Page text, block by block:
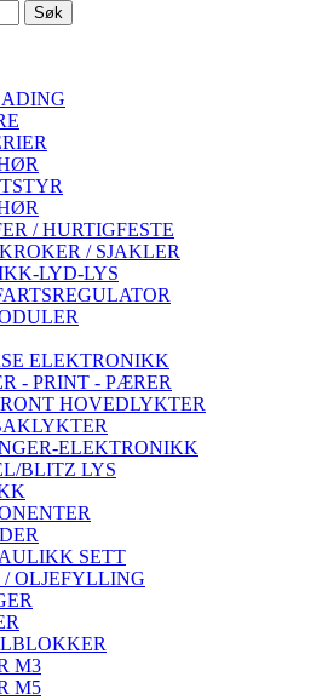
Søk
/ HURTIGFESTE
/ SJAKLER
LYD-LYS
ELEKTRONIKK
- PRINT - PÆRER
HOVEDLYKTER
ELEKTRONIKK
BLITZ LYS
SETT
/ OLJEFYLLING
M3
M5